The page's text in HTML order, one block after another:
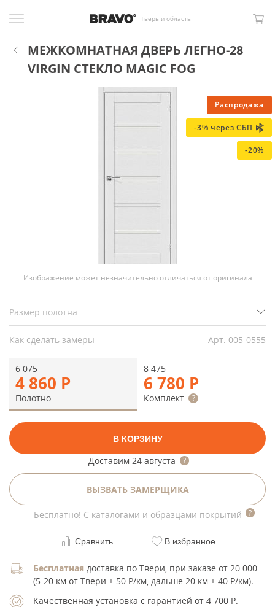
Тверь и область
МЕЖКОМНАТНАЯ ДВЕРЬ ЛЕГНО-28
VIRGIN СТЕКЛО MAGIC FOG
Распродажа
-3% через СБП
-20%
Изображение может незначительно отличаться от оригинала
Как сделать замеры Арт. 005-0555
4 860 Р
6 075
Полотно
6 780 Р
8 475
Комплект
В КОРЗИНУ
Доставим 24 августа
ВЫЗВАТЬ ЗАМЕРЩИКА
Бесплатно! С каталогами и образцами покрытий
Сравнить В избранное
Бесплатная доставка по Твери, при заказе от 20 000
(5-20 км от Твери + 50 Р/км, дальше 20 км + 40 Р/км).
Качественная установка с гарантией от 4 700 Р.